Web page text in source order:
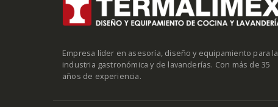
Empresa líder en asesoría, diseño y equipamiento para la
industria gastronómica y de lavanderías. Con más de 35
años de experiencia.